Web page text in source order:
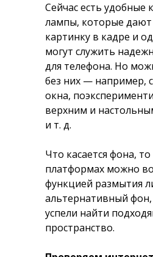
Сейчас есть удобные
лампы, которые
картинку в кадре и
могут служить
для телефона. Но
без них — например,
окна,
верхним и
и т. д.
Что касается фона,
платформах можно
функцией размытия
альтернативный
успели найти
пространство.